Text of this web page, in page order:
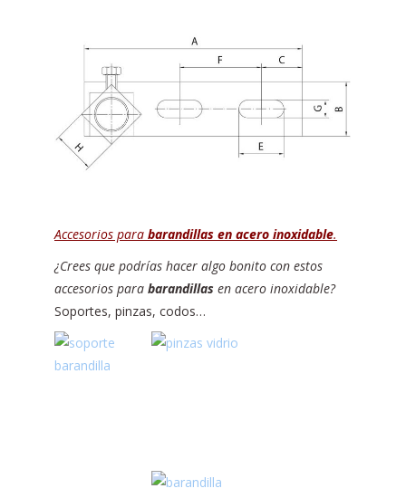
Accesorios para barandillas en acero inoxidable.
¿Crees que podrías hacer algo bonito con estos
accesorios para barandillas en acero inoxidable?
Soportes, pinzas, codos…